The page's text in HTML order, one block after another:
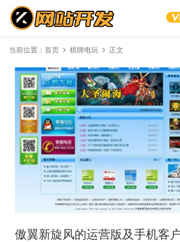
当前位置： 首页 棋牌电玩 正文
傲翼新旋风的运营版及手机客